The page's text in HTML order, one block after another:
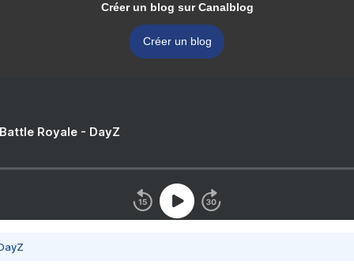
Créer un blog sur Canalblog
Créer un blog
Royale - DayZ